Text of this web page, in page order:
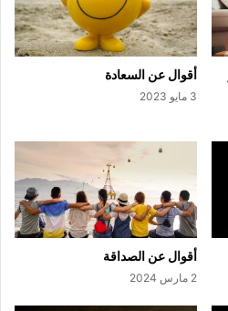
أقوال عن السعادة
3 مايو 2023
أقوال عن الصداقة
2 مارس 2024